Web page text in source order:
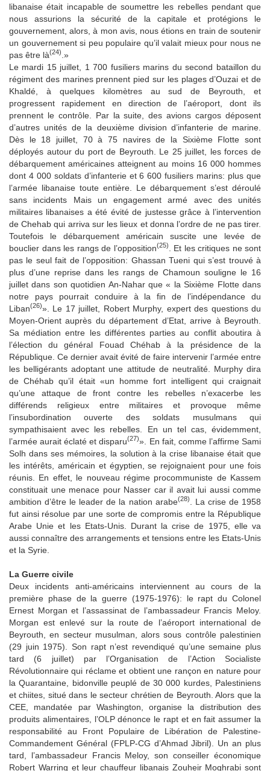
libanaise était incapable de soumettre les rebelles pendant que
nous assurions la sécurité de la capitale et protégions le
gouvernement, alors, à mon avis, nous étions en train de soutenir
un gouvernement si peu populaire qu’il valait mieux pour nous ne
pas être là(24) .»
Le mardi 15 juillet, 1 700 fusiliers marins du second bataillon du
régiment des marines prennent pied sur les plages d’Ouzai et de
Khaldé, à quelques kilomètres au sud de Beyrouth, et
progressent rapidement en direction de l’aéroport, dont ils
prennent le contrôle. Par la suite, des avions cargos déposent
d’autres unités de la deuxième division d’infanterie de marine.
Dès le 18 juillet, 70 à 75 navires de la Sixième Flotte sont
déployés autour du port de Beyrouth. Le 25 juillet, les forces de
débarquement américaines atteignent au moins 16 000 hommes
dont 4 000 soldats d’infanterie et 6 600 fusiliers marins: plus que
l’armée libanaise toute entière. Le débarquement s’est déroulé
sans incidents Mais un engagement armé avec des unités
militaires libanaises a été évité de justesse grâce à l’intervention
de Chehab qui arriva sur les lieux et donna l’ordre de ne pas tirer.
Toutefois le débarquement américain suscite une levée de
bouclier dans les rangs de l’opposition(25)
. Et les critiques ne sont
pas le seul fait de l’opposition: Ghassan Tueni qui s’est trouvé à
plus d’une reprise dans les rangs de Chamoun souligne le 16
juillet dans son quotidien An-Nahar que « la Sixième Flotte dans
notre pays pourrait conduire à la fin de l’indépendance du
Liban(26)». Le 17 juillet, Robert Murphy, expert des questions du
Moyen-Orient auprès du département d’Etat, arrive à Beyrouth.
Sa médiation entre les différentes parties au conflit aboutira à
l’élection du général Fouad Chéhab à la présidence de la
République. Ce dernier avait évité de faire intervenir l’armée entre
les belligérants adoptant une attitude de neutralité. Murphy dira
de Chéhab qu’il était «un homme fort intelligent qui craignait
qu’une attaque de front contre les rebelles n’exacerbe les
différends religieux entre militaires et provoque même
l’insubordination ouverte des soldats musulmans qui
sympathisaient avec les rebelles. En un tel cas, évidemment,
l’armée aurait éclaté et disparu(27)». En fait, comme l’affirme Sami
Solh dans ses mémoires, la solution à la crise libanaise était que
les intérêts, américain et égyptien, se rejoignaient pour une fois
réunis. En effet, le nouveau régime procommuniste de Kassem
constituait une menace pour Nasser car il avait lui aussi comme
ambition d’être le leader de la nation arabe(28)
. La crise de 1958
fut ainsi résolue par une sorte de compromis entre la République
Arabe Unie et les Etats-Unis. Durant la crise de 1975, elle va
aussi connaître des arrangements et tensions entre les Etats-Unis
et la Syrie.
La Guerre civile
Deux incidents anti-américains interviennent au cours de la
première phase de la guerre (1975-1976): le rapt du Colonel
Ernest Morgan et l’assassinat de l’ambassadeur Francis Meloy.
Morgan est enlevé sur la route de l’aéroport international de
Beyrouth, en secteur musulman, alors sous contrôle palestinien
(29 juin 1975). Son rapt n’est revendiqué qu’une semaine plus
tard (6 juillet) par l’Organisation de l’Action Socialiste
Révolutionnaire qui réclame et obtient une rançon en nature pour
la Quarantaine, bidonville peuplé de 30 000 kurdes, Palestiniens
et chiites, situé dans le secteur chrétien de Beyrouth. Alors que la
CEE, mandatée par Washington, organise la distribution des
produits alimentaires, l’OLP dénonce le rapt et en fait assumer la
responsabilité au Front Populaire de Libération de Palestine-
Commandement Général (FPLP-CG d’Ahmad Jibril). Un an plus
tard, l’ambassadeur Francis Meloy, son conseiller économique
Robert Warring et leur chauffeur libanais Zouheir Moghrabi sont